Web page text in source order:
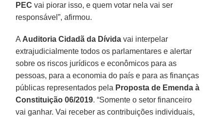
PEC vai piorar isso, e quem votar nela vai ser
responsável”, afirmou.
A Auditoria Cidadã da Dívida vai interpelar
extrajudicialmente todos os parlamentares e alertar
sobre os riscos jurídicos e econômicos para as
pessoas, para a economia do país e para as finanças
públicas representados pela Proposta de Emenda à
Constituição 06/2019. “Somente o setor financeiro
vai ganhar. Vai receber as contribuições individuais,